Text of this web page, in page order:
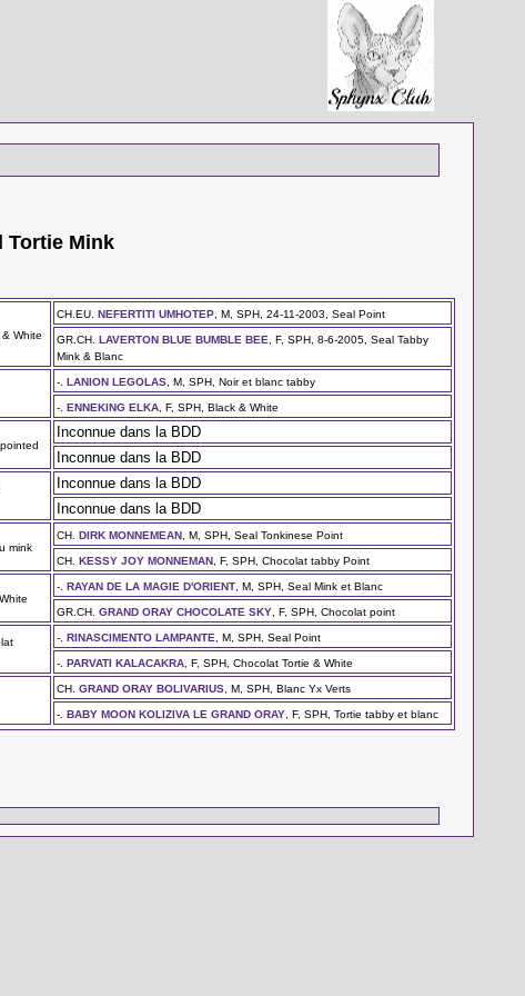
Tortie Mink
White
CH.EU.NEFERTITI UMHOTEP , M, SPH, 24-11-2003, Seal Point
GR.CH.LAVERTON BLUE BUMBLE BEE
, F, SPH, 8-6-2005, Seal Tabby
Mink & Blanc
-.LANION LEGOLAS , M, SPH, Noir et blanc tabby
-.ENNEKING ELKA , F, SPH, Black & White
Inconnue dans la BDD
Inconnue dans la BDD
Inconnue dans la BDD
Inconnue dans la BDD
mink
CH.DIRK MONNEMEAN , M, SPH, Seal Tonkinese Point
CH.KESSY JOY MONNEMAN , F, SPH, Chocolat tabby Point
-.RAYAN DE LA MAGIE D'ORIENT , M, SPH, Seal Mink et Blanc
GR.CH.GRAND ORAY CHOCOLATE SKY , F, SPH, Chocolat point
-.RINASCIMENTO LAMPANTE , M, SPH, Seal Point
-.PARVATI KALACAKRA , F, SPH, Chocolat Tortie & White
CH.GRAND ORAY BOLIVARIUS , M, SPH, Blanc Yx Verts
-.BABY MOON KOLIZIVA LE GRAND ORAY , F, SPH, Tortie tabby et blanc